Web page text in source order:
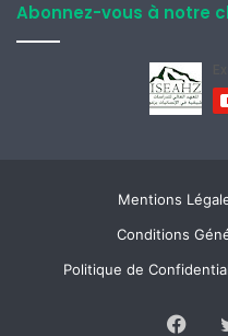
Abonnez-vous à notre
Mentions
Conditions
Politique de